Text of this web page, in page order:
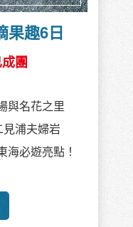
果趣6日
團
與名花之里
見浦夫婦岩
海必遊亮點！